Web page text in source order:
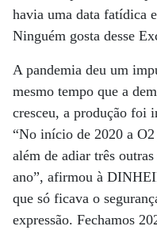
havia uma data fatídica
Ninguém gosta desse
A pandemia deu um
mesmo tempo que a
cresceu, a produção foi
“No início de 2020 a
além de adiar três
ano”, afirmou à
que só ficava o
expressão. Fechamos